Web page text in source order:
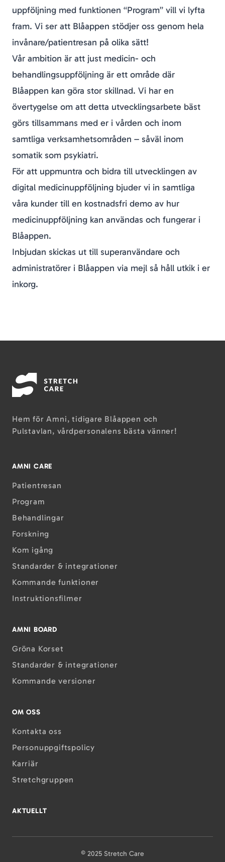
uppföljning med funktionen “Program” vill vi lyfta
fram. Vi ser att Blåappen stödjer oss genom hela
invånare/patientresan på olika sätt!
Vår ambition är att just medicin- och
behandlingsuppföljning är ett område där
Blåappen kan göra stor skillnad. Vi har en
övertygelse om att detta utvecklingsarbete bäst
görs tillsammans med er i vården och inom
samtliga verksamhetsområden – såväl inom
somatik som psykiatri.
För att uppmuntra och bidra till utvecklingen av
digital medicinuppföljning bjuder vi in samtliga
våra kunder till en kostnadsfri demo av hur
medicinuppföljning kan användas och fungerar i
Blåappen.
Inbjudan skickas ut till superanvändare och
administratörer i Blåappen via mejl så håll utkik i er
inkorg.
Hem för Amni, tidigare Blåappen och
Pulstavlan, vårdpersonalens bästa vänner!
AMNI CARE
Patientresan
Program
Behandlingar
Forskning
Kom igång
Standarder & integrationer
Kommande funktioner
Instruktions­filmer
AMNI BOARD
Gröna Korset
Standarder & integrationer
Kommande versioner
OM OSS
Kontakta oss
Personuppgiftspolicy
Karriär
Stretchgruppen
AKTUELLT
© 2025 Stretch Care